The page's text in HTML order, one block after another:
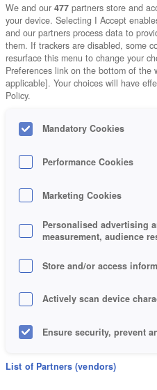
We and our 477 partners store and
your device. Selecting I Accept
and our partners process data to
them. If trackers are disabled, some
resurface this menu to change your
Preferences link on the bottom of
applicable]. Your choices will have
Policy.
Mandatory Cookies
Performance Cookies
Marketing Cookies
Personalised advertising
measurement, audience
Store and/or access
Actively scan device
Ensure security, prevent
Deliver and present
List of Partners (vendors)